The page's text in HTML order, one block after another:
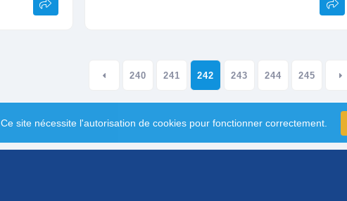
240 241 242 243 244 245
Ce site nécessite l'autorisation de cookies pour fonctionner correctement.